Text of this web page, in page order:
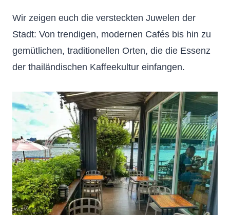
Wir zeigen euch die versteckten Juwelen der
Stadt: Von trendigen, modernen Cafés bis hin zu
gemütlichen, traditionellen Orten, die die Essenz
der thailändischen Kaffeekultur einfangen.